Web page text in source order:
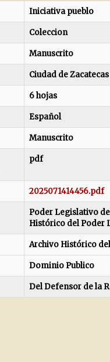
Iniciativa pueblo
Coleccion
Manuscrito
Ciudad de Zacatecas
6 hojas
Español
Manuscrito
pdf
2025071414456.pdf
Poder Legislativo
Histórico del Poder
Archivo Histórico
Dominio Publico
Del Defensor de la